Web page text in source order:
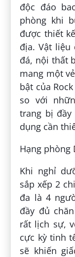
độc đáo
phòng khi
được thiết
địa. Vật liệu
đá, nội thất
mang một
bật của
so với
trang bị
dụng cần
Hạng phòng
Khi nghỉ
sắp xếp 2
đa là 4
đầy đủ
rất lịch sự,
cực kỳ tinh
sẽ khiến